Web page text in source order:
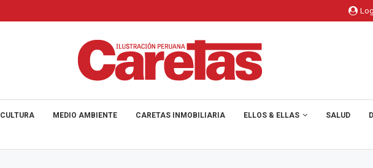
CULTURA MEDIO AMBIENTE CARETAS INMOBILIARIA ELLOS & ELLAS SALUD